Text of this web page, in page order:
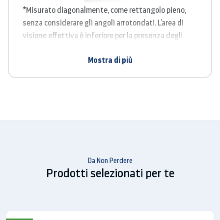
*Misurato diagonalmente, come rettangolo pieno,
senza considerare gli angoli arrotondati. L’area di
visione effettiva è inferiore per la presenza degli
Leggero. Sottile. Compatto.
Mostra di più
Da Non Perdere
Prodotti selezionati per te